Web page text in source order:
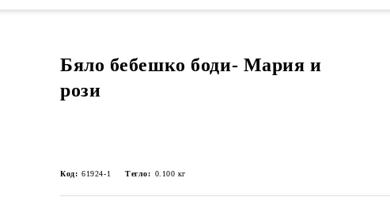
Бяло бебешко боди- Мария и
рози
Код: 61924-1 Тегло: 0.100 кг